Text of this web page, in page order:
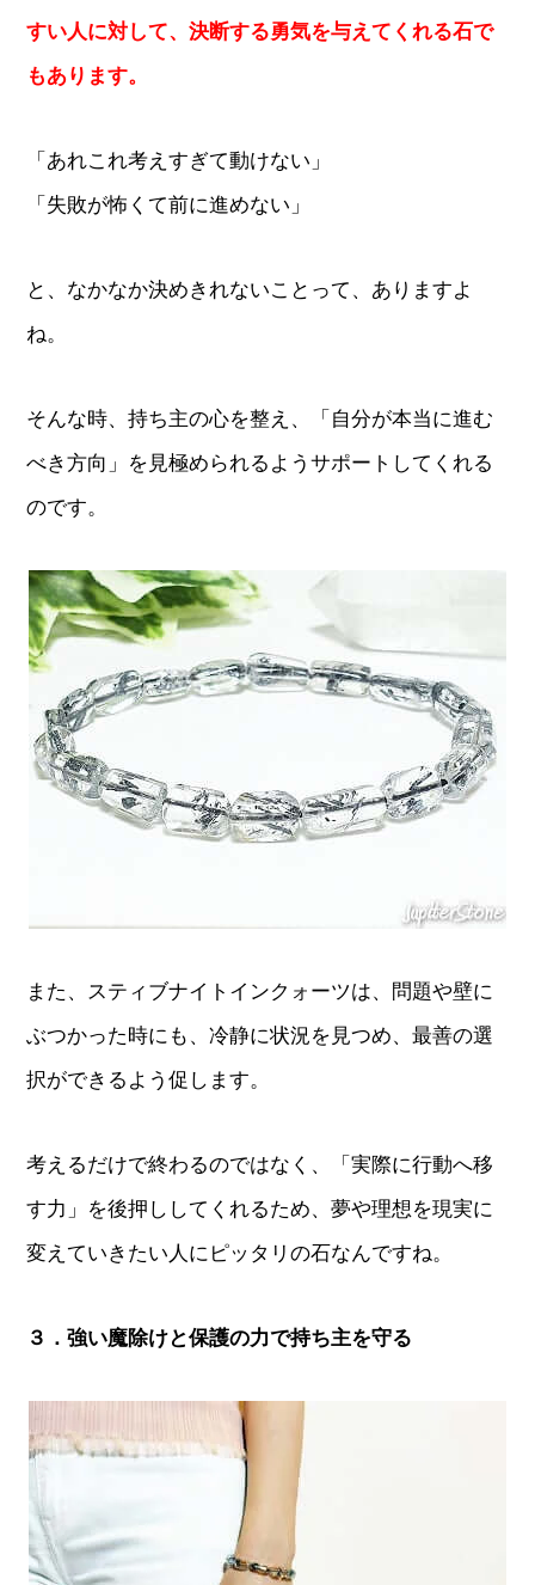
すい人に対して、決断する勇気を与えてくれる石で
もあります。
「あれこれ考えすぎて動けない」
「失敗が怖くて前に進めない」
と、なかなか決めきれないことって、ありますよ
ね。
そんな時、持ち主の心を整え、「自分が本当に進む
べき方向」を見極められるようサポートしてくれる
のです。
また、スティブナイトインクォーツは、問題や壁に
ぶつかった時にも、冷静に状況を見つめ、最善の選
択ができるよう促します。
考えるだけで終わるのではなく、「実際に行動へ移
す力」を後押ししてくれるため、夢や理想を現実に
変えていきたい人にピッタリの石なんですね。
３．強い魔除けと保護の力で持ち主を守る